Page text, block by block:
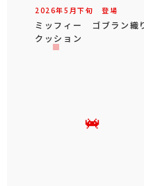
2026年5 月下旬 登場
ミッフィー ゴブラン織
クッション